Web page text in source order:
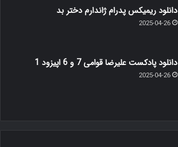
دانلود ریمیکس پدرام ژاندارم دختر بد
2025-04-26
دانلود پادکست علیرضا قوامی 7 و 6 اپیزود 1
2025-04-26